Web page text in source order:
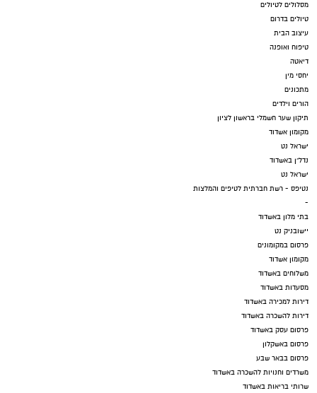
מסלולים לטיולים
טיולים בדרום
עיצוב הבית
טיפוח ואופנה
דיאטה
יחסי מין
מתכונים
הורים וילדים
תיקון שער חשמלי בראשון לציון
מקומון אשדוד
ישראל נט
נדל"ן באשדוד
ישראל נט
נטיפס - רשת חברתית לטיפים והמלצות
-
בתי מלון באשדוד
יישובניק נט
פרסום במקומונים
מקומון אשדוד
משלוחים באשדוד
מסעדות באשדוד
דירות למכירה באשדוד
דירות להשכרה באשדוד
פרסום עסק באשדוד
פרסום באשקלון
פרסום בבאר שבע
משרדים וחנויות להשכרה באשדוד
שרותי בריאות באשדוד